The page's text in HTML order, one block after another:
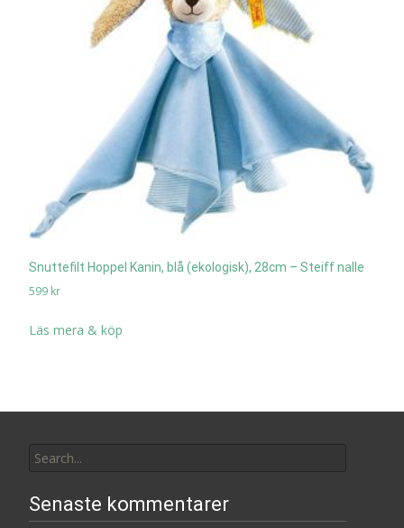
Snuttefilt Hoppel Kanin, blå (ekologisk), 28cm – Steiff nalle
599 kr
Läs mera & köp
for:
Senaste kommentarer